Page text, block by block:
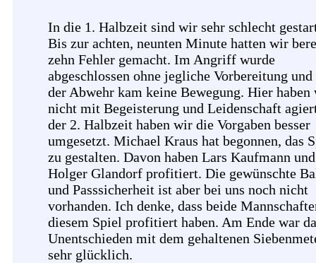
In die 1. Halbzeit sind wir sehr schlecht
Bis zur achten, neunten Minute hatten wir
zehn Fehler gemacht. Im Angriff wurde
abgeschlossen ohne jegliche Vorbereitung
der Abwehr kam keine Bewegung. Hier haben
nicht mit Begeisterung und Leidenschaft
der 2. Halbzeit haben wir die Vorgaben besser
umgesetzt. Michael Kraus hat begonnen, das
zu gestalten. Davon haben Lars Kaufmann und
Holger Glandorf profitiert. Die gewünschte
und Passsicherheit ist aber bei uns noch nicht
vorhanden. Ich denke, dass beide
diesem Spiel profitiert haben. Am Ende war
Unentschieden mit dem gehaltenen
sehr glücklich.